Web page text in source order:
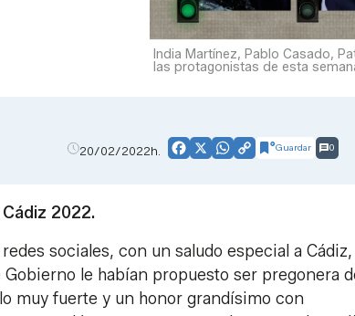
India Martínez, Pablo Casado,
las protagonistas de esta
20/02/2022h. Facebook
X WhatsApp
CopyGuardar 0
2022.
sociales, con un saludo especial a Cádiz,
le habían propuesto ser pregonera
muy fuerte y un honor grandísimo con